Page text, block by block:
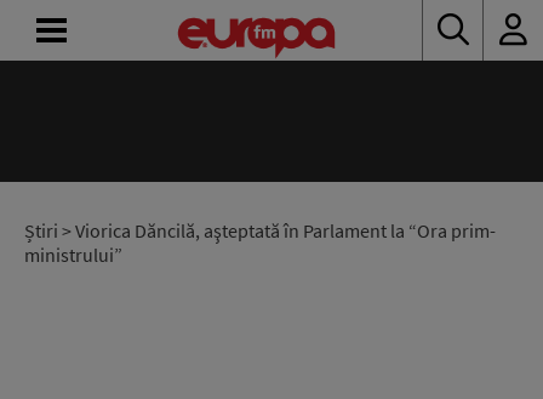
Știri > Viorica Dăncilă, aşteptată în Parlament la “Ora prim-
ministrului”
RADIO